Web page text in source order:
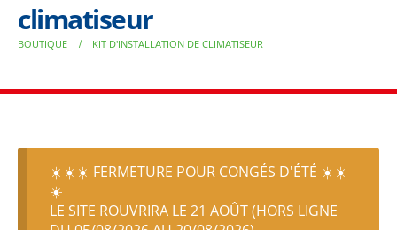
climatiseur
BOUTIQUE KIT D'INSTALLATION DE CLIMATISEUR
☀️☀️☀️ FERMETURE POUR CONGÉS D'ÉTÉ ☀️☀️
☀️
LE SITE ROUVRIRA LE 21 AOÛT (HORS LIGNE